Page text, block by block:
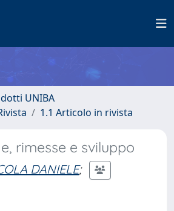
UNIBA
1.1 Articolo in rivista
rimesse e sviluppo
DANIELE;